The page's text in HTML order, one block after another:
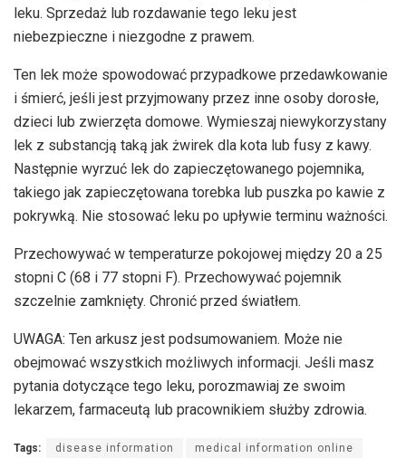
leku. Sprzedaż lub rozdawanie tego leku jest
niebezpieczne i niezgodne z prawem.
Ten lek może spowodować przypadkowe przedawkowanie
i śmierć, jeśli jest przyjmowany przez inne osoby dorosłe,
dzieci lub zwierzęta domowe. Wymieszaj niewykorzystany
lek z substancją taką jak żwirek dla kota lub fusy z kawy.
Następnie wyrzuć lek do zapieczętowanego pojemnika,
takiego jak zapieczętowana torebka lub puszka po kawie z
pokrywką. Nie stosować leku po upływie terminu ważności.
Przechowywać w temperaturze pokojowej między 20 a 25
stopni C (68 i 77 stopni F). Przechowywać pojemnik
szczelnie zamknięty. Chronić przed światłem.
UWAGA: Ten arkusz jest podsumowaniem. Może nie
obejmować wszystkich możliwych informacji. Jeśli masz
pytania dotyczące tego leku, porozmawiaj ze swoim
lekarzem, farmaceutą lub pracownikiem służby zdrowia.
Tags: disease information medical information online